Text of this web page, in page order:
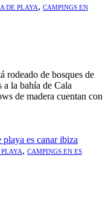
DE PLAYA, CAMPINGS EN
rodeado de bosques de
a la bahía de Cala
de madera cuentan con
, CAMPINGS EN ES